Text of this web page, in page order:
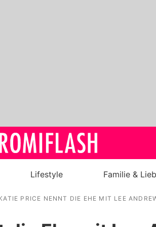
Royals
Stars
Lifestyle Familie &
PRICE NENNT DIE EHE MIT LEE